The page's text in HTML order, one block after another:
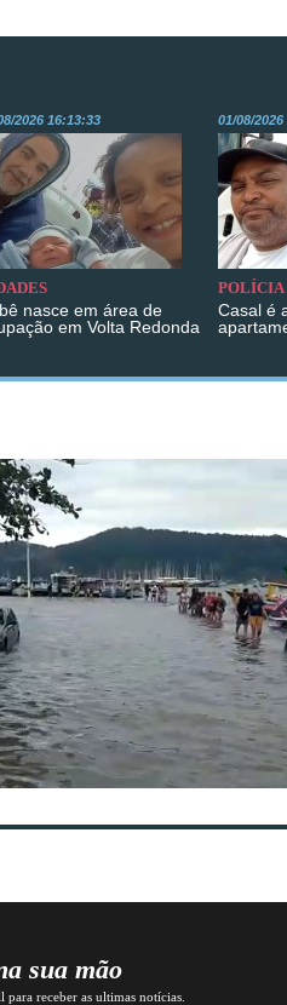
2026 16:13:33
nasce em área de
em Volta Redonda
01/08/
POLÍCIA
Casal é
sua mão
receber as ultimas notícias.